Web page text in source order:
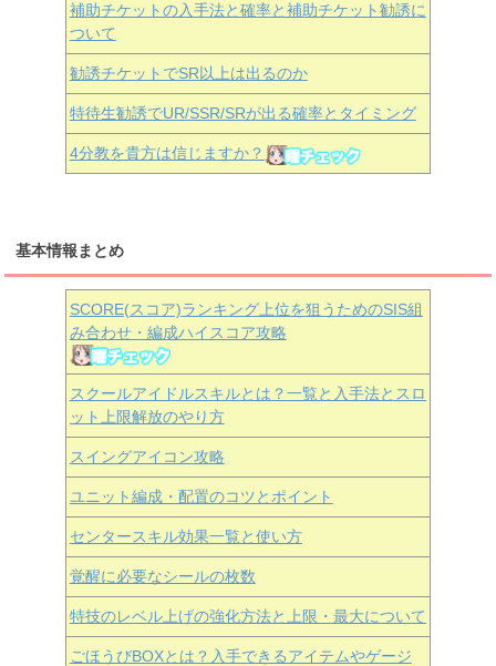
補助チケットの入手法と確率と補助チケット勧誘に
ついて
勧誘チケットでSR以上は出るのか
特待生勧誘でUR/SSR/SRが出る確率とタイミング
4分教を貴方は信じますか？
基本情報まとめ
SCORE(スコア)ランキング上位を狙うためのSIS組
み合わせ・編成ハイスコア攻略
スクールアイドルスキルとは？一覧と入手法とスロ
ット上限解放のやり方
スイングアイコン攻略
ユニット編成・配置のコツとポイント
センタースキル効果一覧と使い方
覚醒に必要なシールの枚数
特技のレベル上げの強化方法と上限・最大について
ごほうびBOXとは？入手できるアイテムやゲージ